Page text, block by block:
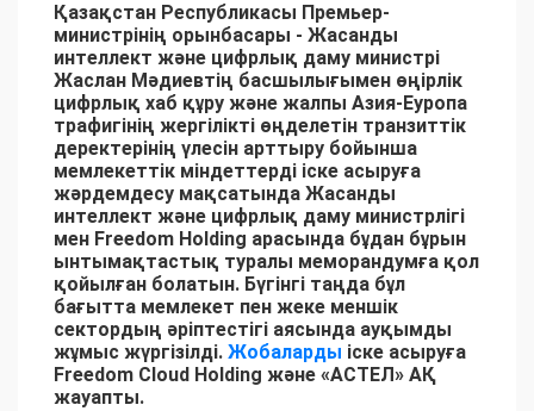
Қазақстан Республикасы Премьер-
министрінің орынбасары - Жасанды
интеллект және цифрлық даму министрі
Жаслан Мәдиевтің басшылығымен өңірлік
цифрлық хаб құру және жалпы Азия-Еуропа
трафигінің жергілікті өңделетін транзиттік
деректерінің үлесін арттыру бойынша
мемлекеттік міндеттерді іске асыруға
жәрдемдесу мақсатында Жасанды
интеллект және цифрлық даму министрлігі
мен Freedom Holding арасында бұдан бұрын
ынтымақтастық туралы меморандумға қол
қойылған болатын. Бүгінгі таңда бұл
бағытта мемлекет пен жеке меншік
сектордың әріптестігі аясында ауқымды
жұмыс жүргізілді. Жобаларды іске асыруға
Freedom Cloud Holding және «АСТЕЛ» АҚ
жауапты.